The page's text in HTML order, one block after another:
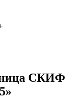
СКИФ